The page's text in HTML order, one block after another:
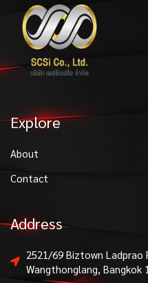
Explore
About
Contact
Address
2521/69 Biztown Ladprao
Wangthonglang, Bangkok